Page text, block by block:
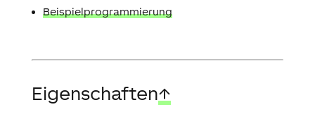
Beispielprogrammierung
Eigenschaften↑